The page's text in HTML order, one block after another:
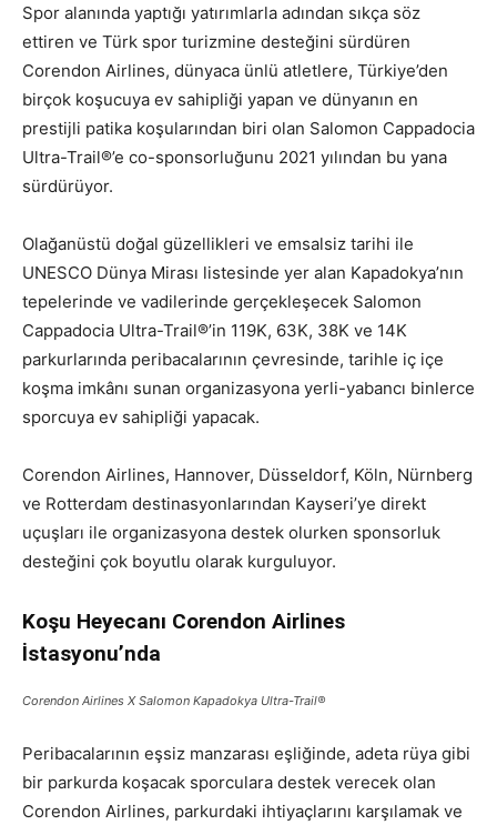
Spor alanında yaptığı yatırımlarla adından sıkça söz
ettiren ve Türk spor turizmine desteğini sürdüren
Corendon Airlines, dünyaca ünlü atletlere, Türkiye’den
birçok koşucuya ev sahipliği yapan ve dünyanın en
prestijli patika koşularından biri olan Salomon Cappadocia
Ultra-Trail®’e co-sponsorluğunu 2021 yılından bu yana
sürdürüyor.
Olağanüstü doğal güzellikleri ve emsalsiz tarihi ile
UNESCO Dünya Mirası listesinde yer alan Kapadokya’nın
tepelerinde ve vadilerinde gerçekleşecek Salomon
Cappadocia Ultra-Trail®’in 119K, 63K, 38K ve 14K
parkurlarında peribacalarının çevresinde, tarihle iç içe
koşma imkânı sunan organizasyona yerli-yabancı binlerce
sporcuya ev sahipliği yapacak.
Corendon Airlines, Hannover, Düsseldorf, Köln, Nürnberg
ve Rotterdam destinasyonlarından Kayseri’ye direkt
uçuşları ile organizasyona destek olurken sponsorluk
desteğini çok boyutlu olarak kurguluyor.
Koşu Heyecanı Corendon Airlines
İstasyonu’nda
Corendon Airlines X Salomon Kapadokya Ultra-Trail®
Peribacalarının eşsiz manzarası eşliğinde, adeta rüya gibi
bir parkurda koşacak sporculara destek verecek olan
Corendon Airlines, parkurdaki ihtiyaçlarını karşılamak ve